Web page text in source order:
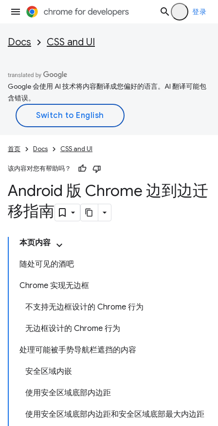
登录
Docs CSS and UI
Google 会使用 AI 技术将内容翻译成您偏好的语言。AI 翻译可能包
含错误。
首页 Docs CSS and UI
该内容对您有帮助吗？
Android 版 Chrome 边到边迁
移指南
本页内容
随处可见的酒吧
Chrome 实现无边框
不支持无边框设计的 Chrome 行为
无边框设计的 Chrome 行为
处理可能被手势导航栏遮挡的内容
安全区域内嵌
使用安全区域底部内边距
使用安全区域底部内边距和安全区域底部最大内边距